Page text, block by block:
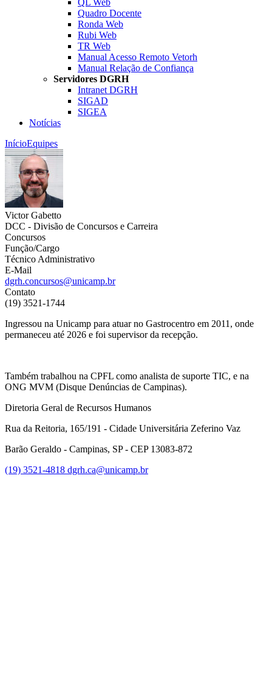
QL Web
Quadro Docente
Ronda Web
Rubi Web
TR Web
Manual Acesso Remoto Vetorh
Manual Relação de Confiança
Servidores DGRH
Intranet DGRH
SIGAD
SIGEA
Notícias
InícioEquipes
Victor Gabetto
DCC - Divisão de Concursos e Carreira
Concursos
Função/Cargo
Técnico Administrativo
E-Mail
dgrh.concursos@unicamp.br
Contato
(19) 3521-1744
Ingressou na Unicamp para atuar no Gastrocentro em 2011, onde
permaneceu até 2026 e foi supervisor da recepção.
Também trabalhou na CPFL como analista de suporte TIC, e na
ONG MVM (Disque Denúncias de Campinas).
Diretoria Geral de Recursos Humanos
Rua da Reitoria, 165/191 - Cidade Universitária Zeferino Vaz
Barão Geraldo - Campinas, SP - CEP 13083-872
(19) 3521-4818 dgrh.ca@unicamp.br